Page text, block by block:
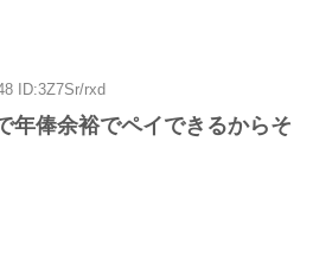
ID:3Z7Sr/rxd
年俸余裕でペイできるからそ